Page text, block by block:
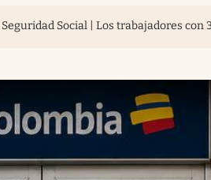
Social | Los trabajadores